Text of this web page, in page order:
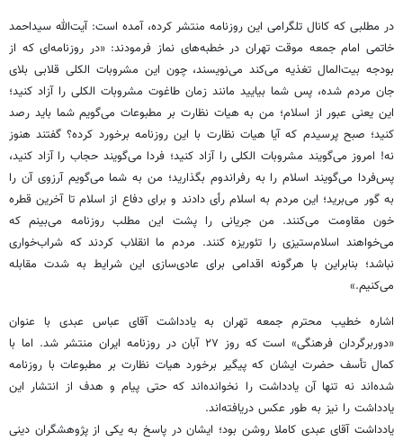
در مطلبی که کانال تلگرامی این روزنامه منتشر کرده، آمده است: آیت‌الله سیداحمد
خاتمی امام جمعه موقت تهران در خطبه‌های نماز فرمودند: «در روزنامه‌ای که از
بودجه بیت‌المال تغذیه می‌کند می‌نویسند، چون این مشروبات الکلی قلابی بلای
جان مردم شده، پس شما بیایید مانند زمان طاغوت مشروبات الکلی را آزاد کنید؛
این یعنی عبور از اسلام؛ من به هیات نظارت بر مطبوعات می‌گویم شما باید رصد
کنید؛ صبح پرسیدم که آیا هیات نظارت با این روزنامه برخورد کرده؟ گفتند هنوز
نه! امروز می‌گویند مشروبات الکلی را آزاد کنید؛ فردا می‌گویند حجاب را آزاد کنید،
پس‌فردا می‌گویند اسلام را به رفراندوم بگذارید؛ من به شما می‌گویم آرزوی آن را
به گور می‌برید؛ این مردم به اسلام رأی دادند و برای دفاع از اسلام تا آخرین قطره
خون مقاومت می‌کنند. من جریانی را پشت این مطلب روزنامه می‌بینم که
می‌خواهند اسلام‌ستیزی را تئوریزه کنند. مردم ما انقلاب کردند که شراب‌خواری
نباشد؛ بنابراین با هرگونه اقدامی برای عادی‌سازی این شرایط به شدت مقابله
می‌کنیم.»
اشاره خطیب محترم جمعه تهران به یادداشت آقای عباس عبدی با عنوان
«دوربرگردان فرهنگی» است که روز ۲۷ آبان در روزنامه ایران منتشر شد. اما با
کمال تأسف حضرت ایشان که پیگیر برخورد هیات نظارت بر مطبوعات با روزنامه
شده‌اند نه تنها آن یادداشت را نخوانده‌اند که حتی پیام و هدف از انتشار این
یادداشت را نیز به طور عکس دریافته‌اند.
یادداشت آقای عبدی کاملا روشن بود؛ ایشان در پاسخ به یکی از پژوهشگران دینی